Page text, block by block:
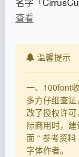
查看
温馨提示
一、100font
多方仔细查
改了授权许
际商用时，
面 “ 参考资
字体作者。